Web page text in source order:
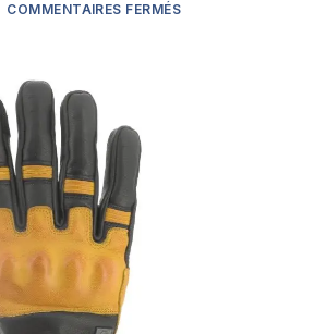
COMMENTAIRES FERMÉS